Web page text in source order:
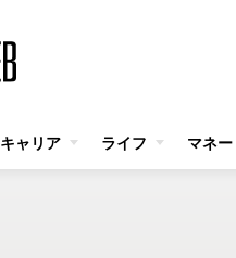
キャリア ライフ マネー